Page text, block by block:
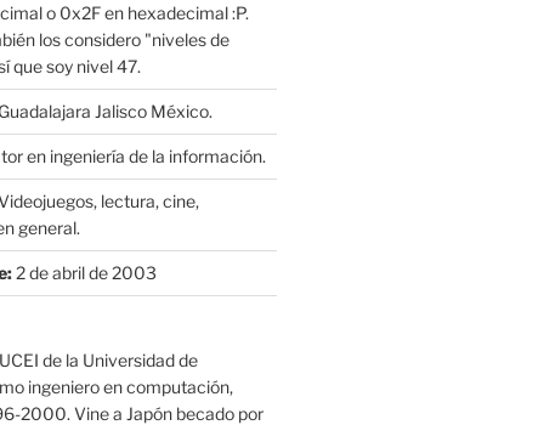
o 0x2F en hexadecimal :P.
los considero "niveles de
que soy nivel 47.
Jalisco México.
en ingeniería de la información.
lectura, cine,
general.
2 de abril de 2003
de la Universidad de
ingeniero en computación,
2000. Vine a Japón becado por